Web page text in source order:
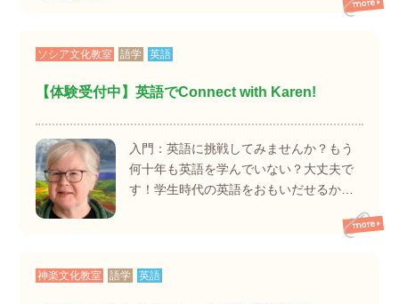
ソシア文化教室 語学 英語
【体験受付中】英語でConnect with Karen!
入門：英語に挑戦してみませんか？もう
何十年も英語を学んでいない？大丈夫で
す！学生時代の英語をおもいだせるか…
神楽文化教室 語学 英語